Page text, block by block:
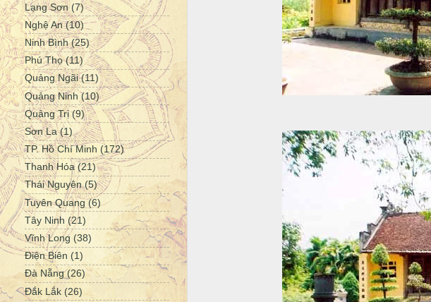
Lạng Sơn (7)
Nghệ An (10)
Ninh Bình (25)
Phú Thọ (11)
Quảng Ngãi (11)
Quảng Ninh (10)
Quảng Trị (9)
Sơn La (1)
TP. Hồ Chí Minh (172)
Thanh Hóa (21)
Thái Nguyên (5)
Tuyên Quang (6)
Tây Ninh (21)
Vĩnh Long (38)
Điện Biên (1)
Đà Nẵng (26)
Đắk Lắk (26)